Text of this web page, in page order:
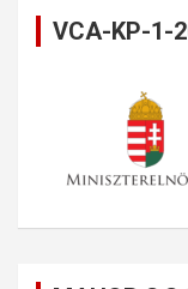
VCA-KP-1-